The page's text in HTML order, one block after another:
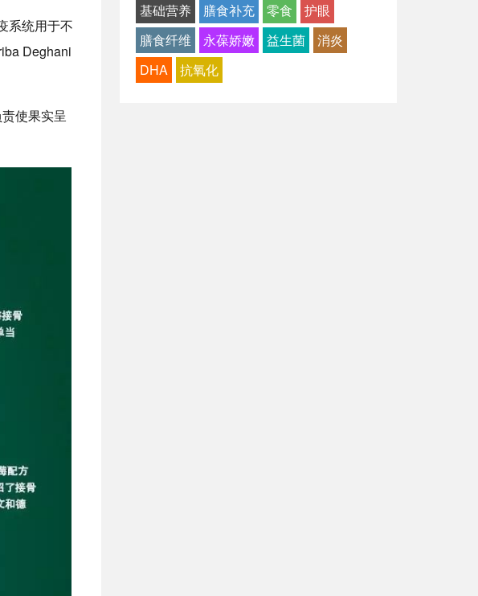
系统用于不
Deghani
使果实呈
基础营养
膳食补充 零食
护眼
膳食纤维
永葆娇嫩 益生菌
消炎
DHA
抗氧化